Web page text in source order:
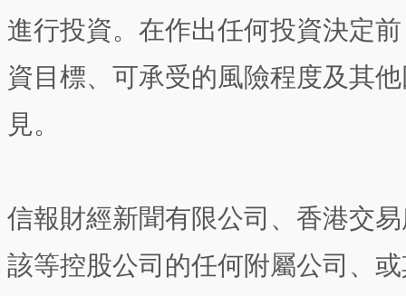
進行投資。在作出任何投資決定
資目標、可承受的風險程度及其
見。
信報財經新聞有限公司、香港交
該等控股公司的任何附屬公司、